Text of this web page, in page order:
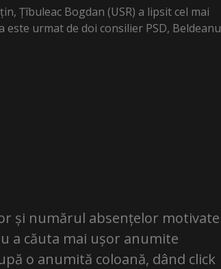
Țîbuleac Bogdan (USR) a lipsit cel mai
urmat de doi consilier PSD, Beldeanu
și numărul absențelor motivate
a căuta mai ușor anumite
o anumită coloană, dând click